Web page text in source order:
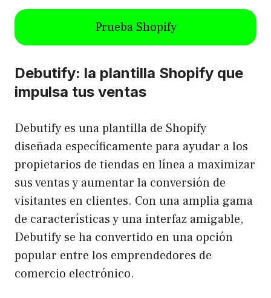
Prueba Shopify
Debutify: la plantilla Shopify que
impulsa tus ventas
Debutify es una plantilla de Shopify
diseñada específicamente para ayudar a los
propietarios de tiendas en línea a maximizar
sus ventas y aumentar la conversión de
visitantes en clientes. Con una amplia gama
de características y una interfaz amigable,
Debutify se ha convertido en una opción
popular entre los emprendedores de
comercio electrónico.